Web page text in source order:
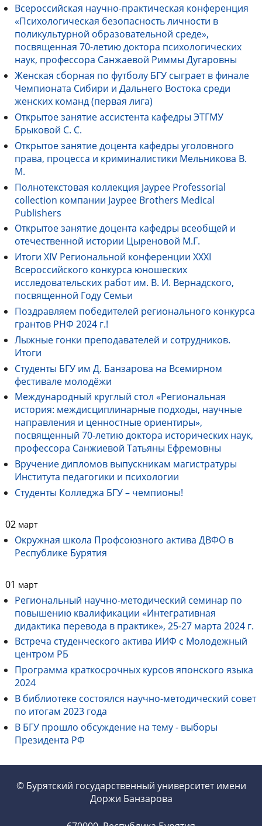
Всероссийская научно-практическая конференция
«Психологическая безопасность личности в
поликультурной образовательной среде»,
посвященная 70-летию доктора психологических
наук, профессора Санжаевой Риммы Дугаровны
Женская сборная по футболу БГУ сыграет в финале
Чемпионата Сибири и Дальнего Востока среди
женских команд (первая лига)
Открытое занятие ассистента кафедры ЭТГМУ
Брыковой С. С.
Открытое занятие доцента кафедры уголовного
права, процесса и криминалистики Мельникова В.
М.
Полнотекстовая коллекция Jaypee Professorial
collection компании Jaypee Brothers Medical
Publishers
Открытое занятие доцента кафедры всеобщей и
отечественной истории Цыреновой М.Г.
Итоги XIV Региональной конференции XXXI
Всероссийского конкурса юношеских
исследовательских работ им. В. И. Вернадского,
посвященной Году Семьи
Поздравляем победителей регионального конкурса
грантов РНФ 2024 г.!
Лыжные гонки преподавателей и сотрудников.
Итоги
Студенты БГУ им Д. Банзарова на Всемирном
фестивале молодёжи
Международный круглый стол «Региональная
история: междисциплинарные подходы, научные
направления и ценностные ориентиры»,
посвященный 70-летию доктора исторических наук,
профессора Санжиевой Татьяны Ефремовны
Вручение дипломов выпускникам магистратуры
Института педагогики и психологии
Студенты Колледжа БГУ – чемпионы!
02 март
Окружная школа Профсоюзного актива ДВФО в
Республике Бурятия
01 март
Региональный научно-методический семинар по
повышению квалификации «Интегративная
дидактика перевода в практике», 25-27 марта 2024 г.
Встреча студенческого актива ИИФ с Молодежный
центром РБ
Программа краткосрочных курсов японского языка
2024
В библиотеке состоялся научно-методический совет
по итогам 2023 года
В БГУ прошло обсуждение на тему - выборы
Президента РФ
© Бурятский государственный университет имени
Доржи Банзарова